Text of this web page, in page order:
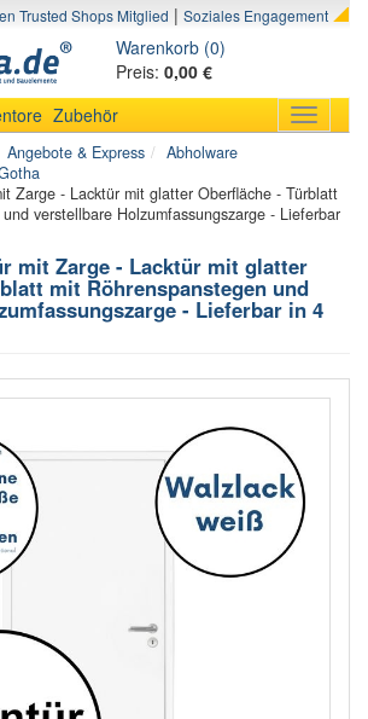
Trusted Shops Mitglied | Soziales Engagement
Warenkorb (0)
Preis: 0,00 €
Toggle
Zubehör
Angebote & Express
Abholware
Zarge - Lacktür mit glatter Oberfläche - Türblatt
verstellbare Holzumfassungszarge - Lieferbar
mit Zarge - Lacktür mit glatter
mit Röhrenspanstegen und
- Lieferbar in 4